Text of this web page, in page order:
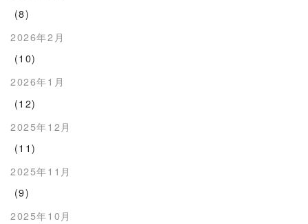
(8)
2026年2月
(10)
2026年1月
(12)
2025年12月
(11)
2025年11月
(9)
2025年10月